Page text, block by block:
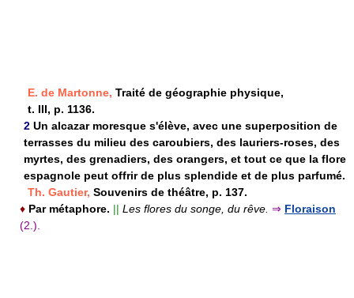
E. de Martonne, Traité de géographie physique,
t. III, p. 1136.
2 Un alcazar moresque s'élève, avec une superposition de
terrasses du milieu des caroubiers, des lauriers-roses, des
myrtes, des grenadiers, des orangers, et tout ce que la flore
espagnole peut offrir de plus splendide et de plus parfumé.
Th. Gautier, Souvenirs de théâtre, p. 137.
♦ Par métaphore. || Les flores du songe, du rêve. ⇒ Floraison
(2.).